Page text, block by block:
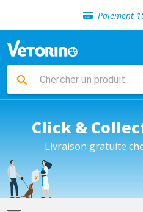
Paiement
Livraison gratuite
Sélection de
Livraison gratuite
Retour
Click &
Livraison gratuite